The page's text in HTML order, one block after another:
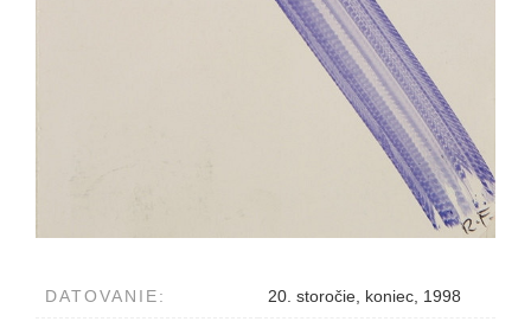
DATOVANIE: 20. storočie, koniec, 1998